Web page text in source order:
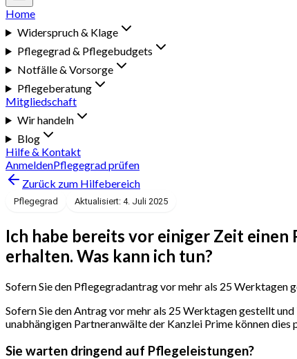
Home
Widerspruch & Klage
Pflegegrad & Pflegebudgets
Notfälle & Vorsorge
Pflegeberatung
Mitgliedschaft
Wir handeln
Blog
Hilfe & Kontakt
AnmeldenPflegegrad prüfen
Zurück zum Hilfebereich
Pflegegrad Aktualisiert: 4. Juli 2025
Ich habe bereits vor einiger Zeit
erhalten. Was kann ich tun?
Sofern Sie den Pflegegradantrag vor mehr als 25 Werktagen
Sofern Sie den Antrag vor mehr als 25 Werktagen gestellt
unabhängigen Partneranwälte der Kanzlei Prime können
Sie warten dringend auf Pflegeleistungen?